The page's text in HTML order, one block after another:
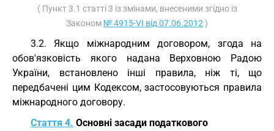
( Пункт 3.1 статті 3 із змінами, внесеними згідно із
Законом № 4915-VI від 07.06.2012 )
3.2. Якщо міжнародним договором, згода на
обов'язковість якого надана Верховною Радою
України, встановлено інші правила, ніж ті, що
передбачені цим Кодексом, застосовуються правила
міжнародного договору.
Стаття 4. Основні засади податкового